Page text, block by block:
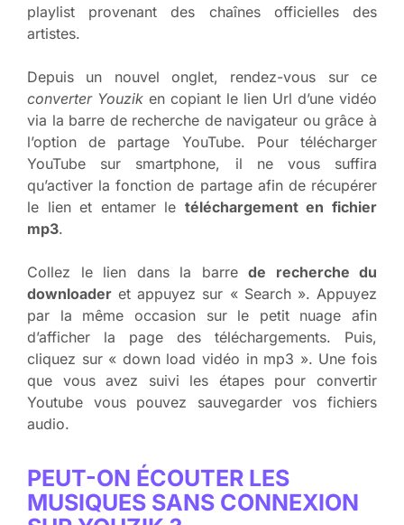
playlist provenant des chaînes officielles des
artistes.
Depuis un nouvel onglet, rendez-vous sur ce
converter Youzik en copiant le lien Url d’une vidéo
via la barre de recherche de navigateur ou grâce à
l’option de partage YouTube. Pour télécharger
YouTube sur smartphone, il ne vous suffira
qu’activer la fonction de partage afin de récupérer
le lien et entamer le téléchargement en fichier
mp3.
Collez le lien dans la barre de recherche du
downloader et appuyez sur « Search ». Appuyez
par la même occasion sur le petit nuage afin
d’afficher la page des téléchargements. Puis,
cliquez sur « down load vidéo in mp3 ». Une fois
que vous avez suivi les étapes pour convertir
Youtube vous pouvez sauvegarder vos fichiers
audio.
PEUT-ON ÉCOUTER LES
MUSIQUES SANS CONNEXION